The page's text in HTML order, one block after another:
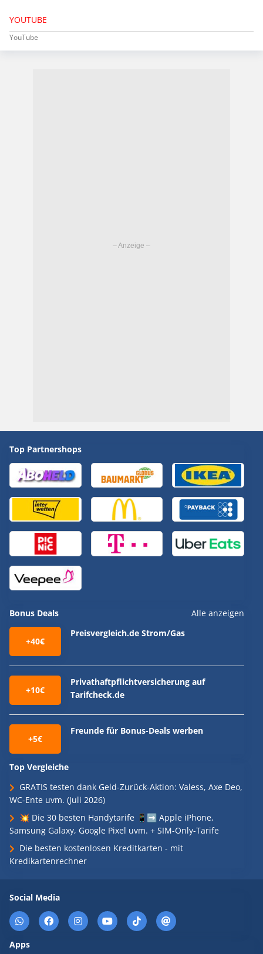
YOUTUBE
YouTube
Top Partnershops
Bonus Deals Alle anzeigen
+40€
Preisvergleich.de Strom/Gas
+10€
Privathaftpflichtversicherung auf
Tarifcheck.de
+5€
Freunde für Bonus-Deals werben
Top Vergleiche
GRATIS testen dank Geld-Zurück-Aktion: Valess, Axe Deo,
WC-Ente uvm. (Juli 2026)
💥 Die 30 besten Handytarife 📱➡️ Apple iPhone,
Samsung Galaxy, Google Pixel uvm. + SIM-Only-Tarife
Die besten kostenlosen Kreditkarten - mit
Kredikartenrechner
Social Media
Apps